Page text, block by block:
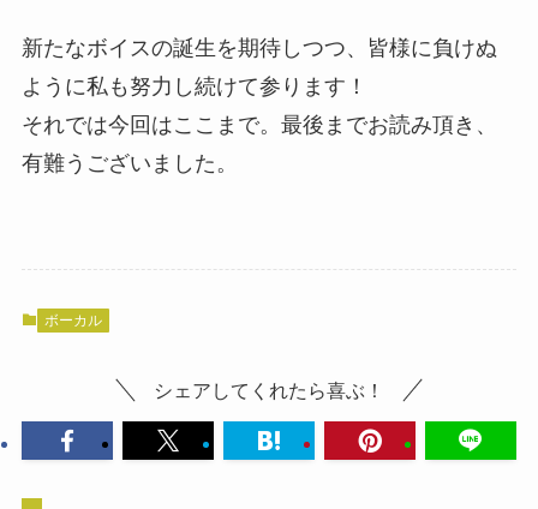
新たなボイスの誕生を期待しつつ、皆様に負けぬ
ように私も努力し続けて参ります！
それでは今回はここまで。最後までお読み頂き、
有難うございました。
ボーカル
シェアしてくれたら喜ぶ！